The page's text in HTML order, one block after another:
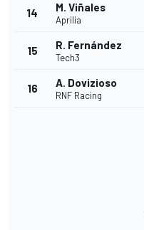
14 M. Viñales
Aprilia
15 R. Fernández
Tech3
16 A. Dovizioso
RNF Racing